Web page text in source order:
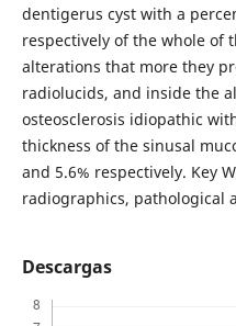
dentigerus cyst with a
respectively of the whole of
alterations that more they
radiolucids, and inside the
osteosclerosis idiopathic
thickness of the sinusal
and 5.6% respectively. Key
radiographics, pathological
Descargas